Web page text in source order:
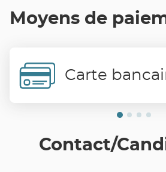
Moyens de
Carte
Contact/